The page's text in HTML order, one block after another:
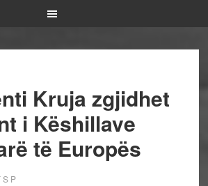
Kruja zgjidhet
i Këshillave
të Europës
S P